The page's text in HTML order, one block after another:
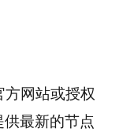
网站或授权
最新的节点